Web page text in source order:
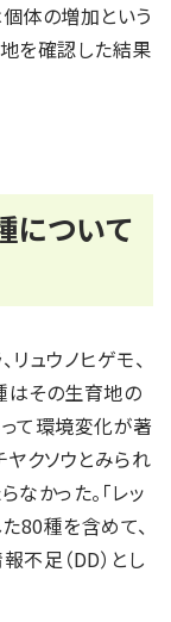
体の増加という
を確認した結果
について
ュウノヒゲモ、
はその生育地の
て環境変化が著
ヤクソウとみられ
かった。「レッ
80種を含めて、
足（DD）とし